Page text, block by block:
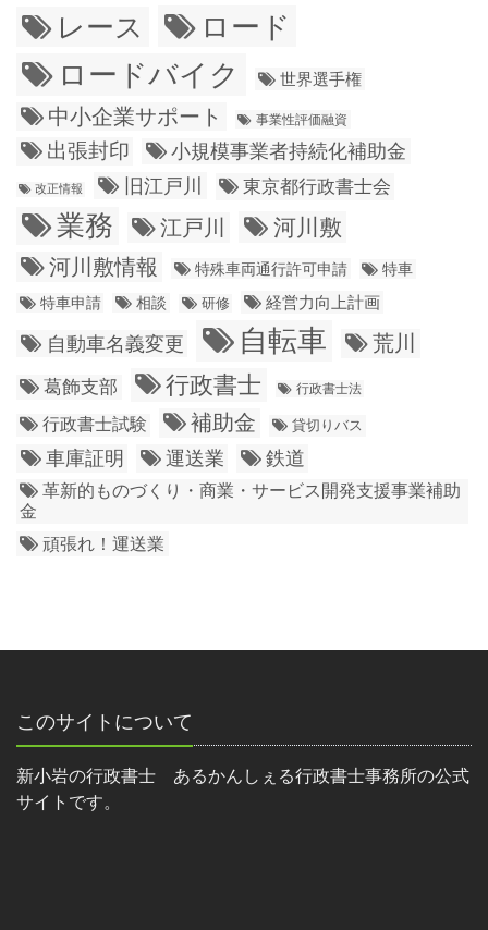
レース
ロード
ロードバイク
世界選手権
中小企業サポート 事業性評価融資
出張封印 小規模事業者持続化補助金
改正情報 旧江戸川 東京都行政書士会
業務 江戸川
河川敷
河川敷情報
特殊車両通行許可申請
特車
特車申請
相談 研修 経営力向上計画
自動車名義変更 自転車 荒川
葛飾支部 行政書士 行政書士法
行政書士試験 補助金 貸切りバス
車庫証明 運送業 鉄道
革新的ものづくり・商業・サービス開発支援事業補助
金
頑張れ！運送業
このサイトについて
新小岩の行政書士 あるかんしぇる行政書士事務所の公式
サイトです。